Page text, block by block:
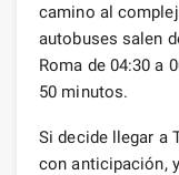
camino al
autobuses salen
Roma de 04:30 a
50 minutos.
Si decide llegar a
con anticipación,